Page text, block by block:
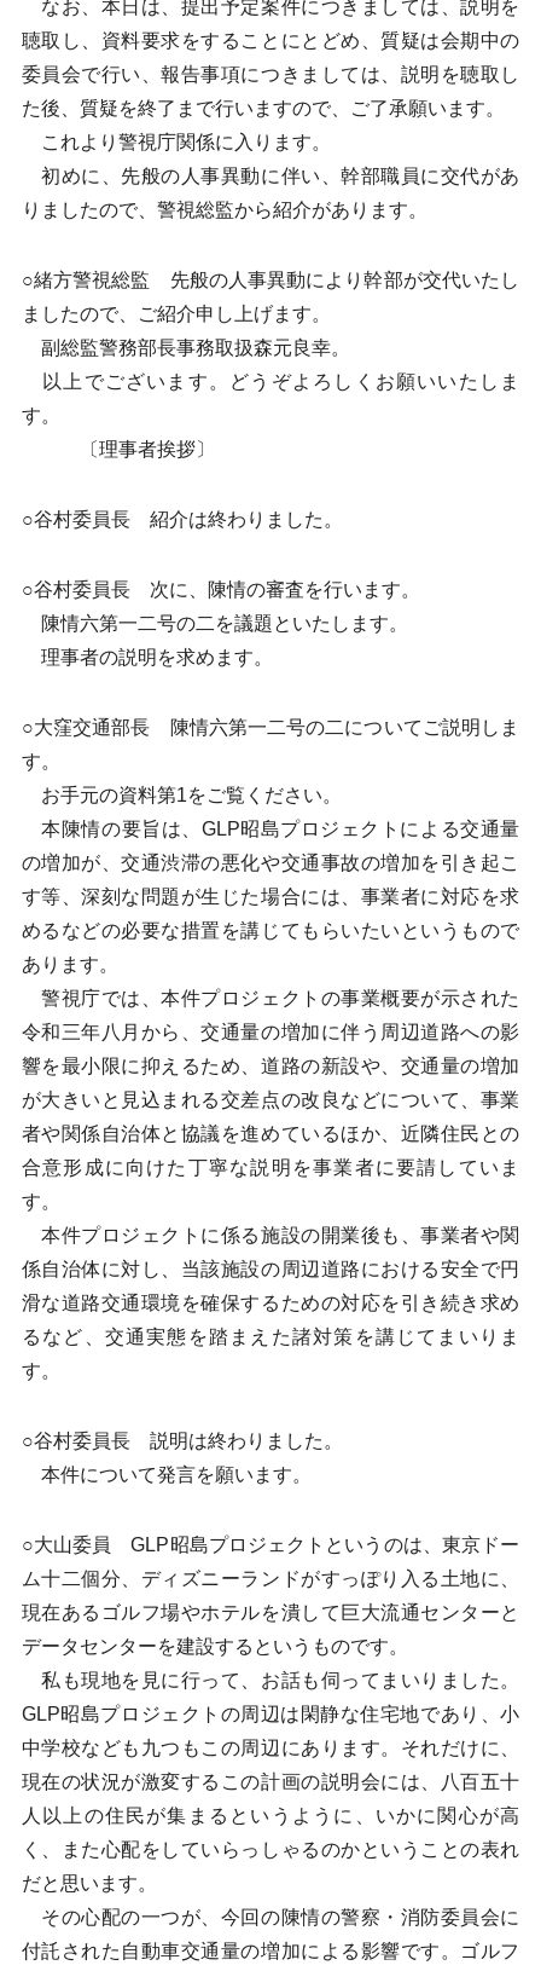
なお、本日は、提出予定案件につきましては、説明を
聴取し、資料要求をすることにとどめ、質疑は会期中の
委員会で行い、報告事項につきましては、説明を聴取し
た後、質疑を終了まで行いますので、ご了承願います。
これより警視庁関係に入ります。
初めに、先般の人事異動に伴い、幹部職員に交代があ
りましたので、警視総監から紹介があります。
○緒方警視総監 先般の人事異動により幹部が交代いたし
ましたので、ご紹介申し上げます。
副総監警務部長事務取扱森元良幸。
以上でございます。どうぞよろしくお願いいたしま
す。
〔理事者挨拶〕
○谷村委員長 紹介は終わりました。
○谷村委員長 次に、陳情の審査を行います。
陳情六第一二号の二を議題といたします。
理事者の説明を求めます。
○大窪交通部長 陳情六第一二号の二についてご説明しま
す。
お手元の資料第1をご覧ください。
本陳情の要旨は、GLP昭島プロジェクトによる交通量
の増加が、交通渋滞の悪化や交通事故の増加を引き起こ
す等、深刻な問題が生じた場合には、事業者に対応を求
めるなどの必要な措置を講じてもらいたいというもので
あります。
警視庁では、本件プロジェクトの事業概要が示された
令和三年八月から、交通量の増加に伴う周辺道路への影
響を最小限に抑えるため、道路の新設や、交通量の増加
が大きいと見込まれる交差点の改良などについて、事業
者や関係自治体と協議を進めているほか、近隣住民との
合意形成に向けた丁寧な説明を事業者に要請していま
す。
本件プロジェクトに係る施設の開業後も、事業者や関
係自治体に対し、当該施設の周辺道路における安全で円
滑な道路交通環境を確保するための対応を引き続き求め
るなど、交通実態を踏まえた諸対策を講じてまいりま
す。
○谷村委員長 説明は終わりました。
本件について発言を願います。
○大山委員 GLP昭島プロジェクトというのは、東京ドー
ム十二個分、ディズニーランドがすっぽり入る土地に、
現在あるゴルフ場やホテルを潰して巨大流通センターと
データセンターを建設するというものです。
私も現地を見に行って、お話も伺ってまいりました。
GLP昭島プロジェクトの周辺は閑静な住宅地であり、小
中学校なども九つもこの周辺にあります。それだけに、
現在の状況が激変するこの計画の説明会には、八百五十
人以上の住民が集まるというように、いかに関心が高
く、また心配をしていらっしゃるのかということの表れ
だと思います。
その心配の一つが、今回の陳情の警察・消防委員会に
付託された自動車交通量の増加による影響です。ゴルフ